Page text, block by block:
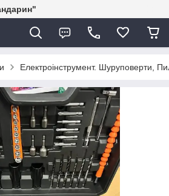
Електроінструмент. Шуруповерти,